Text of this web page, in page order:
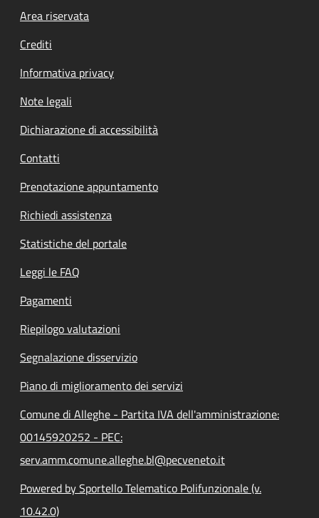
Footer menu
Area riservata
Crediti
Informativa privacy
Note legali
Dichiarazione di accessibilità
Contatti
Prenotazione appuntamento
Richiedi assistenza
Statistiche del portale
Leggi le FAQ
Pagamenti
Riepilogo valutazioni
Segnalazione disservizio
Piano di miglioramento dei servizi
Comune di Alleghe - Partita IVA dell'amministrazione:
00145920252 - PEC:
serv.amm.comune.alleghe.bl@pecveneto.it
Powered by Sportello Telematico Polifunzionale (v.
10.42.0)